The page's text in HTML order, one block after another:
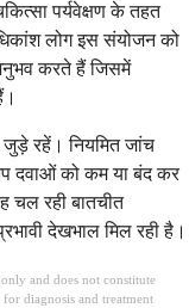
पर्यवेक्षण के तहत
लोग इस संयोजन को
करते हैं जिसमें
जुड़े रहें। नियमित जांच
दवाओं को कम या बंद कर
चल रही बातचीत
देखभाल मिल रही है।
and does not constitute
diagnosis and treatment